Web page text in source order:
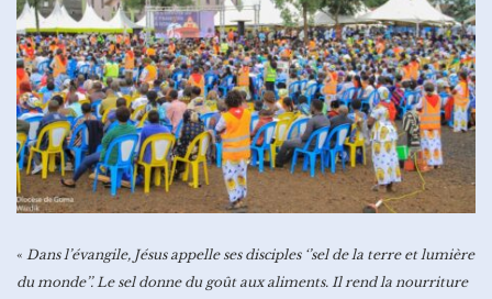
« Dans l’évangile, Jésus appelle ses disciples ‘’sel de la terre et lumière
du monde’’. Le sel donne du goût aux aliments. Il rend la nourriture